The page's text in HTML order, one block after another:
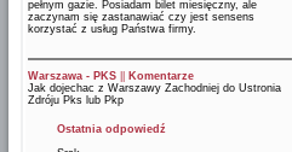
pełnym gazie. Posiadam bilet miesięczny, ale
zaczynam się zastanawiać czy jest sensens
korzystać z usług Państwa firmy.
Warszawa - PKS
Komentarze
Jak dojechac z Warszawy Zachodniej do Ustronia
Zdróju Pks lub Pkp
Ostatnia odpowiedź